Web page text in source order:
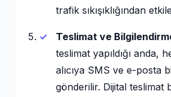
trafik sıkışıklığından
Teslimat ve
teslimat yapıldığı anda,
alıcıya SMS ve e-posta
gönderilir. Dijital teslimat